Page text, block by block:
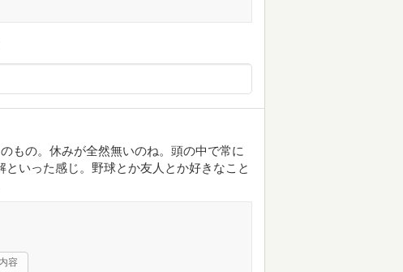
もの。休みが全然無いのね。頭の中で常に
いった感じ。野球とか友人とか好きなこと
容